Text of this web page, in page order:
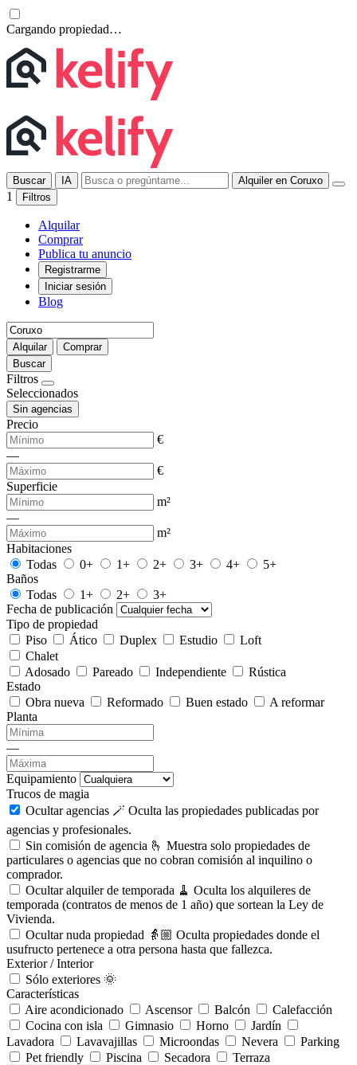
Cargando propiedad…
Buscar IA Alquiler en Coruxo
1 Filtros
Alquilar
Comprar
Publica tu anuncio
Registrarme
Iniciar sesión
Blog
Alquilar
Comprar
Buscar
Filtros
Seleccionados
Sin agencias
Precio
€
—
€
Superficie
m²
—
m²
Habitaciones
Todas
0+ 1+ 2+ 3+ 4+
5+
Baños
Todas
1+ 2+
3+
Fecha de publicación
Tipo de propiedad
Piso
Ático Duplex Estudio
Loft
Chalet
Adosado
Pareado Independiente
Rústica
Estado
Obra nueva
Reformado Buen estado
A reformar
Planta
—
Equipamiento
Trucos de magia
Ocultar agencias 🪄 Oculta las propiedades publicadas por
agencias y profesionales.
Sin comisión de agencia 🫰 Muestra solo propiedades de
particulares o agencias que no cobran comisión al inquilino o
comprador.
Ocultar alquiler de temporada 🧹 Oculta los alquileres de
temporada (contratos de menos de 1 año) que sortean la Ley de
Vivienda.
Ocultar nuda propiedad 👵🏼 Oculta propiedades donde el
usufructo pertenece a otra persona hasta que fallezca.
Exterior / Interior
Sólo exteriores 🌞
Características
Aire acondicionado
Ascensor Balcón
Calefacción
Cocina con isla
Gimnasio Horno
Jardín
Lavadora
Lavavajillas Microondas Nevera
Parking
Pet friendly
Piscina Secadora Terraza